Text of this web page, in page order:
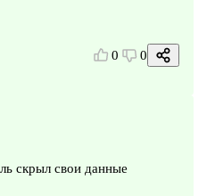
0 0
скрыл свои данные